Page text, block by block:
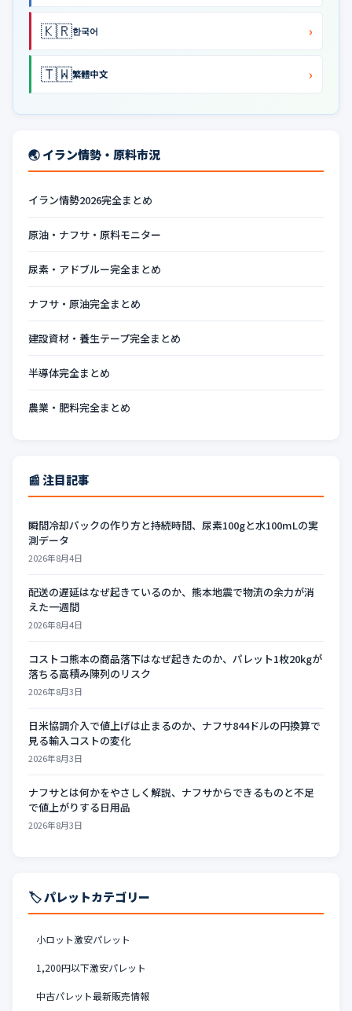
🇰🇷한국어 ›
🇹🇼繁體中文 ›
🌏 イラン情勢・原料市況
イラン情勢2026完全まとめ
原油・ナフサ・原料モニター
尿素・アドブルー完全まとめ
ナフサ・原油完全まとめ
建設資材・養生テープ完全まとめ
半導体完全まとめ
農業・肥料完全まとめ
📰 注目記事
瞬間冷却パックの作り方と持続時間、尿素100gと水100mLの実
測データ
2026年8月4日
配送の遅延はなぜ起きているのか、熊本地震で物流の余力が消
えた一週間
2026年8月4日
コストコ熊本の商品落下はなぜ起きたのか、パレット1枚20kgが
落ちる高積み陳列のリスク
2026年8月3日
日米協調介入で値上げは止まるのか、ナフサ844ドルの円換算で
見る輸入コストの変化
2026年8月3日
ナフサとは何かをやさしく解説、ナフサからできるものと不足
で値上がりする日用品
2026年8月3日
🏷️ パレットカテゴリー
小ロット激安パレット
1,200円以下激安パレット
中古パレット最新販売情報